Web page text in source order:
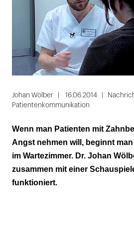
Johan Wölber 16.06.2014
Patientenkommunikation
Wenn man Patienten mit
Angst nehmen will, beginnt
im Wartezimmer. Dr. Johan
zusammen mit einer
funktioniert.